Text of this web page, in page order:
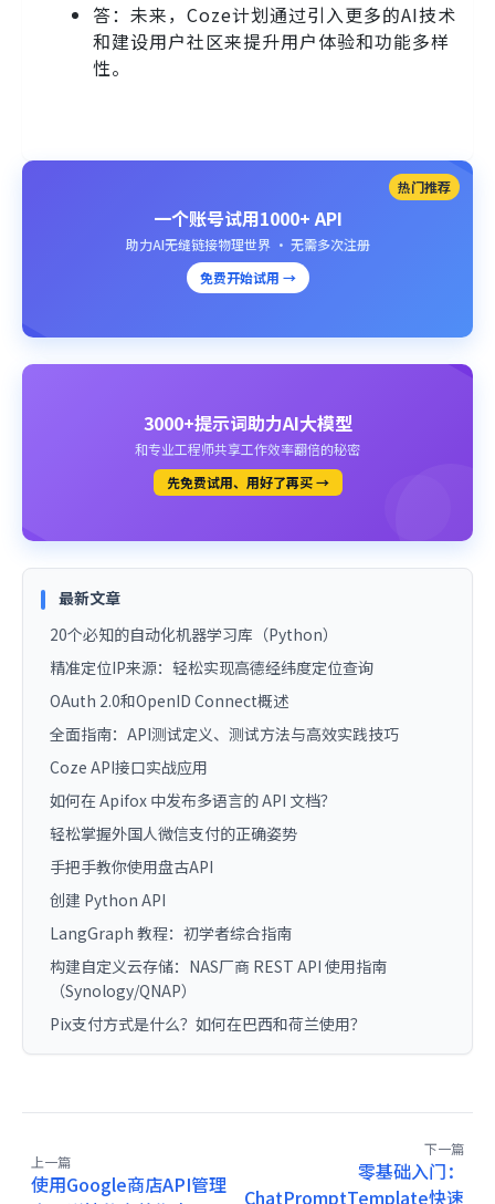
答：未来，Coze计划通过引入更多的AI技术
和建设用户社区来提升用户体验和功能多样
性。
热门推荐
一个账号试用1000+ API
助力AI无缝链接物理世界 · 无需多次注册
免费开始试用 →
3000+提示词助力AI大模型
和专业工程师共享工作效率翻倍的秘密
先免费试用、用好了再买 →
最新文章
20个必知的自动化机器学习库（Python）
精准定位IP来源：轻松实现高德经纬度定位查询
OAuth 2.0和OpenID Connect概述
全面指南：API测试定义、测试方法与高效实践技巧
Coze API接口实战应用
如何在 Apifox 中发布多语言的 API 文档？
轻松掌握外国人微信支付的正确姿势
手把手教你使用盘古API
创建 Python API
LangGraph 教程：初学者综合指南
构建自定义云存储：NAS厂商 REST API 使用指南
（Synology/QNAP）
Pix支付方式是什么？如何在巴西和荷兰使用？
上一篇
使用Google商店API管理
下一篇
零基础入门：
ChatPromptTemplate快速